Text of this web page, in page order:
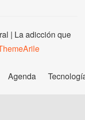
| La adicción que
Agenda